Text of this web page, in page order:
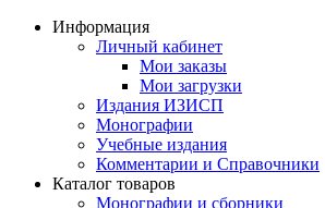
Информация
Личный кабинет
Мои заказы
Мои загрузки
Издания ИЗИСП
Монографии
Учебные издания
Комментарии и Справочники
Каталог товаров
Монографии и сборники